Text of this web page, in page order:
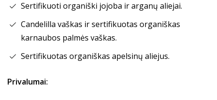
Sertifikuoti organiški jojoba ir arganų aliejai.
Candelilla vaškas ir sertifikuotas organiškas
karnaubos palmės vaškas.
Sertifikuotas organiškas apelsinų aliejus.
Privalumai: